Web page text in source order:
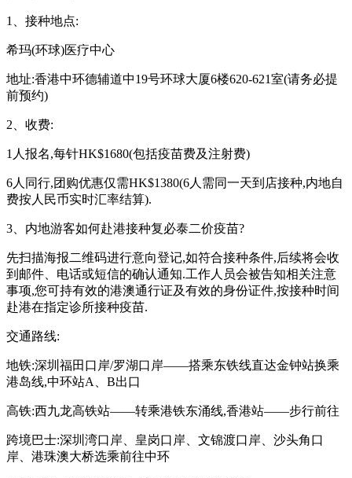
1、接种地点:
希玛(环球)医疗中心
地址:香港中环德辅道中19号环球大厦6楼620-621室(请务必提
前预约)
2、收费:
1人报名,每针HK$1680(包括疫苗费及注射费)
6人同行,团购优惠仅需HK$1380(6人需同一天到店接种,内地自
费按人民币实时汇率结算).
3、内地游客如何赴港接种复必泰二价疫苗?
先扫描海报二维码进行意向登记,如符合接种条件,后续将会收
到邮件、电话或短信的确认通知.工作人员会被告知相关注意
事项,您可持有效的港澳通行证及有效的身份证件,按接种时间
赴港在指定诊所接种疫苗.
交通路线:
地铁:深圳福田口岸/罗湖口岸——搭乘东铁线直达金钟站换乘
港岛线,中环站A、B出口
高铁:西九龙高铁站——转乘港铁东涌线,香港站——步行前往
跨境巴士:深圳湾口岸、皇岗口岸、文锦渡口岸、沙头角口
岸、港珠澳大桥选乘前往中环